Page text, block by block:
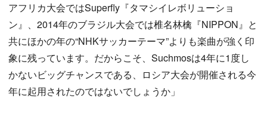
アフリカ大会ではSuperfly『タマシイレボリューショ
ン』、2014年のブラジル大会では椎名林檎『NIPPON』と
共にほかの年の“NHKサッカーテーマ”よりも楽曲が強く印
象に残っています。だからこそ、Suchmosは4年に1度し
かないビッグチャンスである、ロシア大会が開催される今
年に起用されたのではないでしょうか」